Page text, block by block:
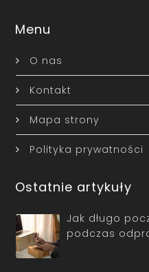
Menu
O nas
Kontakt
Mapa strony
Polityka prywatności
Ostatnie artykuły
Jak długo
podczas